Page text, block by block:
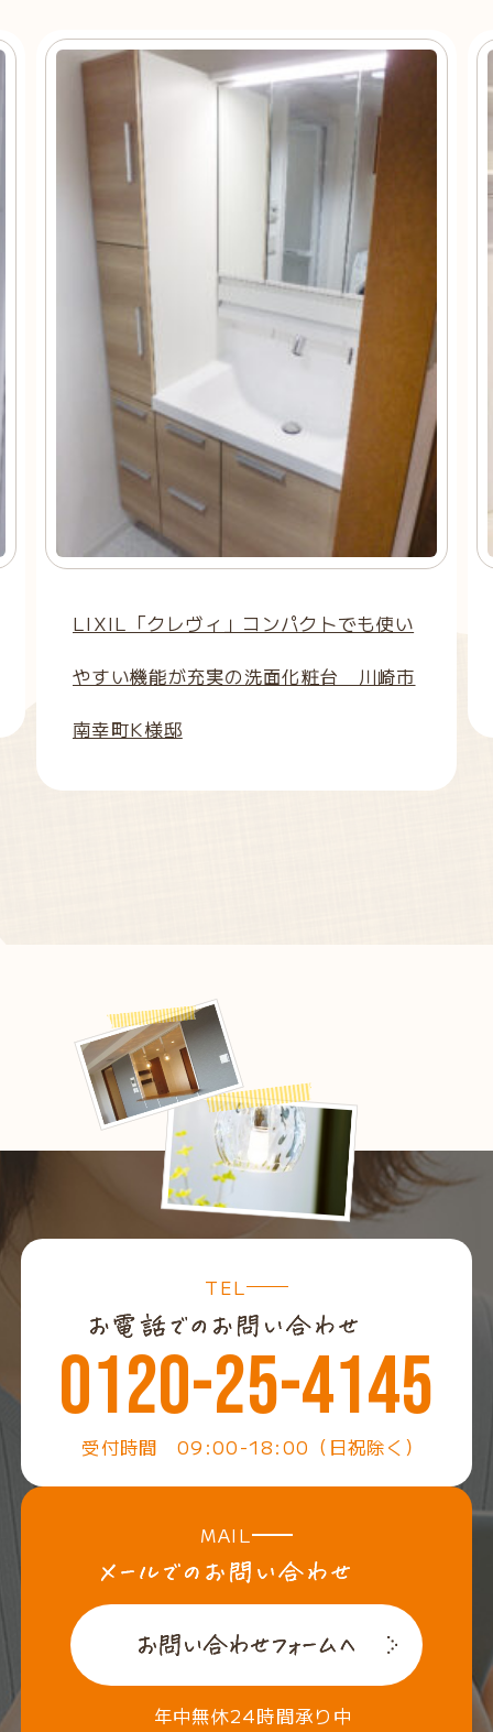
LIXIL「クレヴィ」コンパクトでも使い
やすい機能が充実の洗面化粧台 川崎市
南幸町K様邸
TEL
0120-25-4145
受付時間 09:00-18:00（日祝除く）
MAIL
年中無休24時間承り中